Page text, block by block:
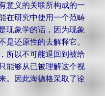
意义的关联所构成的一
在研究中使用一个范畴
现象学的话，因为现象
是还原性的去解释它。
所以不可能退回到被给
能够从已被理解这个视
。因此海德格采取了诠